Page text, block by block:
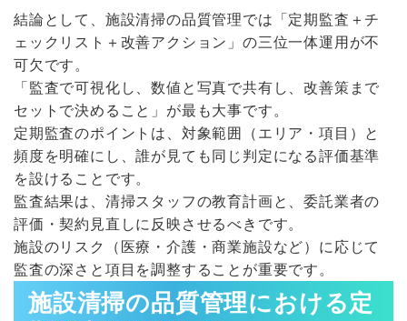
結論として、施設清掃の品質管理では「定期監査＋チ
ェックリスト＋改善アクション」の三位一体運用が不
可欠です。
「監査で可視化し、数値と写真で共有し、改善策まで
セットで決めること」が最も大事です。
定期監査のポイントは、対象範囲（エリア・項目）と
頻度を明確にし、誰が見ても同じ判定になる評価基準
を設けることです。
監査結果は、清掃スタッフの教育計画と、委託業者の
評価・契約見直しに反映させるべきです。
施設のリスク（医療・介護・商業施設など）に応じて
監査の深さと項目を調整することが重要です。
施設清掃の品質管理における定